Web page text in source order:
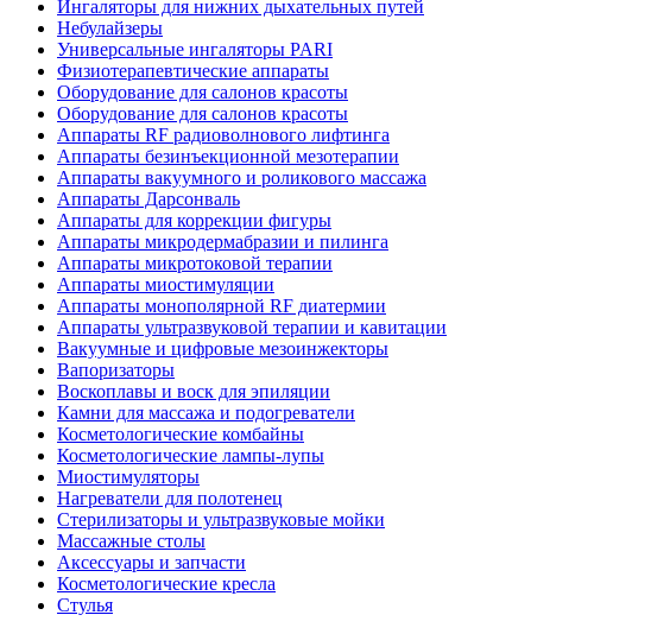
Ингаляторы для нижних дыхательных путей
Небулайзеры
Универсальные ингаляторы PARI
Физиотерапевтические аппараты
Оборудование для салонов красоты
Оборудование для салонов красоты
Аппараты RF радиоволнового лифтинга
Аппараты безинъекционной мезотерапии
Аппараты вакуумного и роликового массажа
Аппараты Дарсонваль
Аппараты для коррекции фигуры
Аппараты микродермабразии и пилинга
Аппараты микротоковой терапии
Аппараты миостимуляции
Аппараты монополярной RF диатермии
Аппараты ультразвуковой терапии и кавитации
Вакуумные и цифровые мезоинжекторы
Вапоризаторы
Воскоплавы и воск для эпиляции
Камни для массажа и подогреватели
Косметологические комбайны
Косметологические лампы-лупы
Миостимуляторы
Нагреватели для полотенец
Стерилизаторы и ультразвуковые мойки
Массажные столы
Аксессуары и запчасти
Косметологические кресла
Стулья